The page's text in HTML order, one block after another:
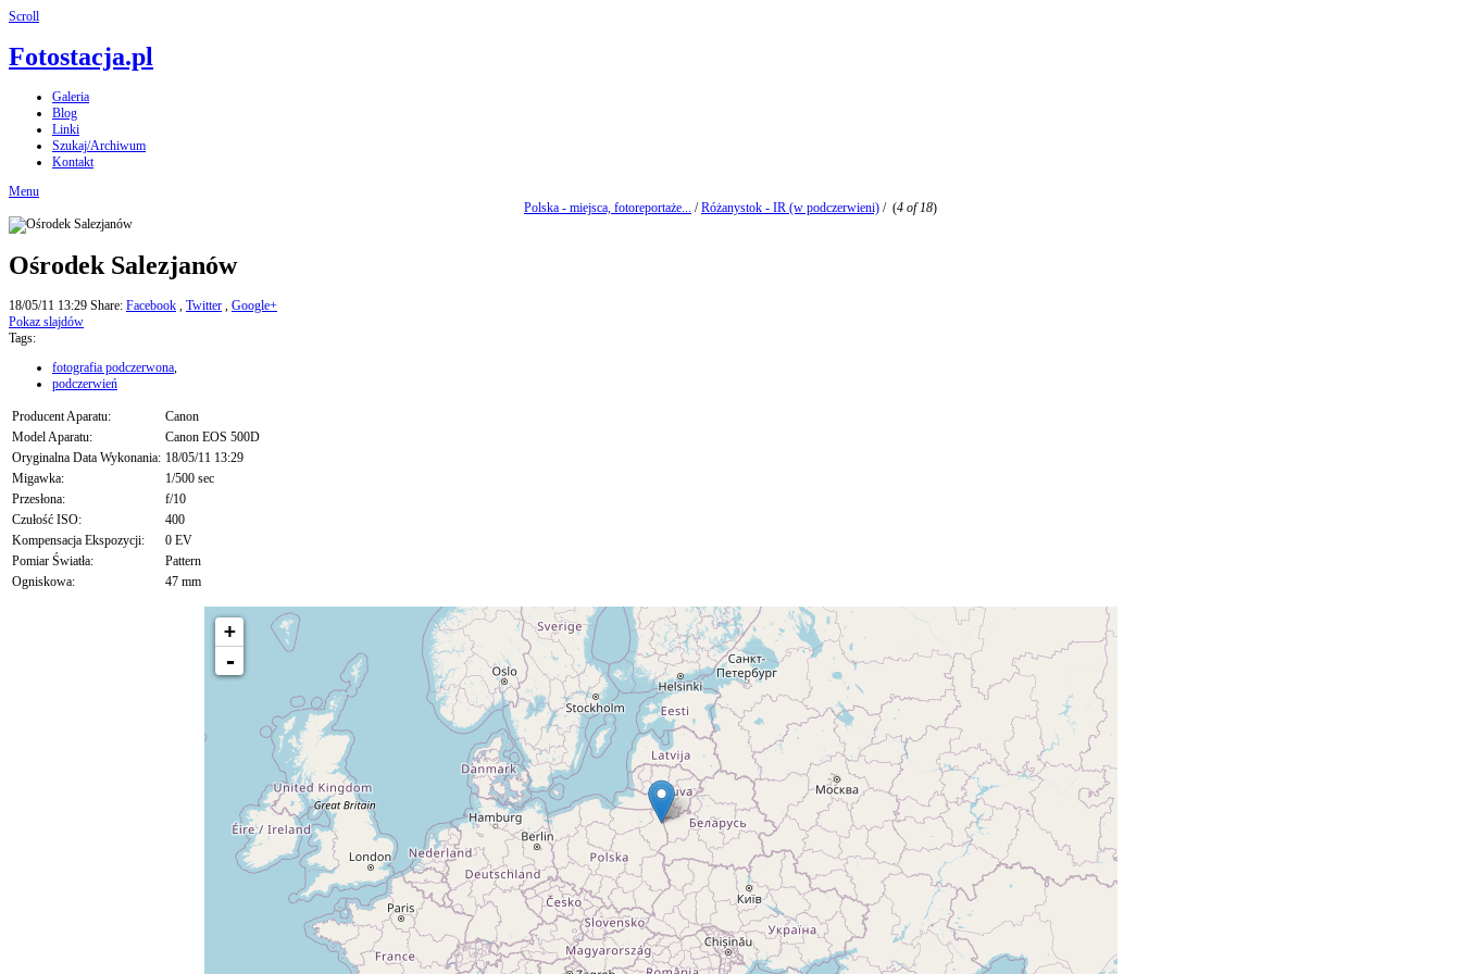
Scroll
Fotostacja.pl
Galeria
Blog
Linki
Szukaj/Archiwum
Kontakt
Menu
Polska - miejsca, fotoreportaże... /Różanystok - IR (w podczerwieni) / (4 of 18)
Ośrodek Salezjanów
18/05/11 13:29 Share: Facebook , Twitter , Google+
Pokaz slajdów
Tags:
fotografia podczerwona,
podczerwień
Producent Aparatu:
Canon
Model Aparatu:
Canon EOS 500D
Oryginalna Data Wykonania: 18/05/11 13:29
Migawka:
1/500 sec
Przesłona:
f/10
Czułość ISO:
400
Kompensacja Ekspozycji:
0 EV
Pomiar Światła:
Pattern
Ogniskowa:
47 mm
+
-